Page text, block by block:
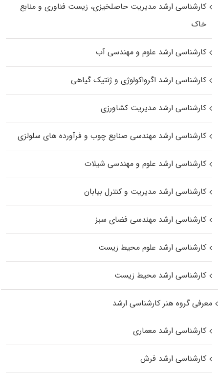
کارشناسی ارشد مدیریت حاصلخیزی، زیست فناوری و منابع
خاک
کارشناسی ارشد علوم و مهندسی آب
کارشناسی ارشد اگرواکولوژی و ژنتیک گیاهی
کارشناسی ارشد مدیریت کشاورزی
کارشناسی ارشد مهندسی صنایع چوب و فرآورده‌ های سلولزی
کارشناسی ارشد علوم و مهندسی شیلات
کارشناسی ارشد مدیریت و کنترل بیابان
کارشناسی ارشد مهندسی فضای سبز
کارشناسی ارشد علوم محیط‌ زیست
کارشناسی ارشد محیط زیست
معرفی گروه هنر کارشناسی ارشد
کارشناسی ارشد معماری
کارشناسی ارشد فرش